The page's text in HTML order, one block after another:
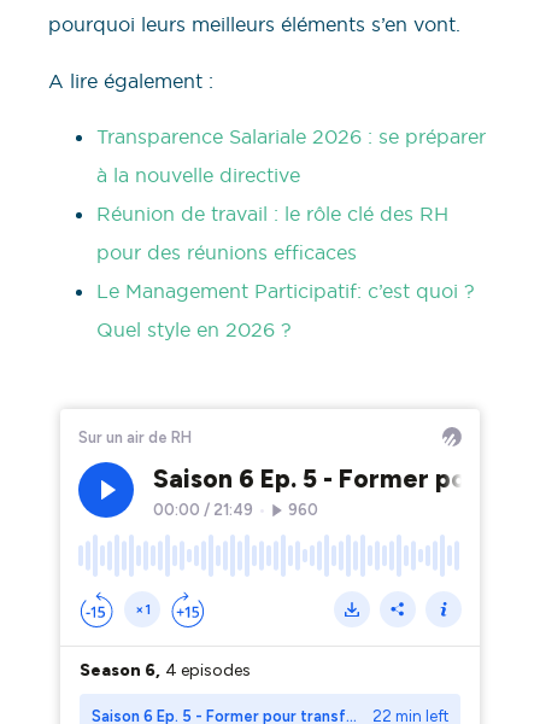
pourquoi leurs meilleurs éléments s’en vont.
A lire également :
Transparence Salariale 2026 : se préparer
à la nouvelle directive
Réunion de travail : le rôle clé des RH
pour des réunions efficaces
Le Management Participatif: c’est quoi ?
Quel style en 2026 ?